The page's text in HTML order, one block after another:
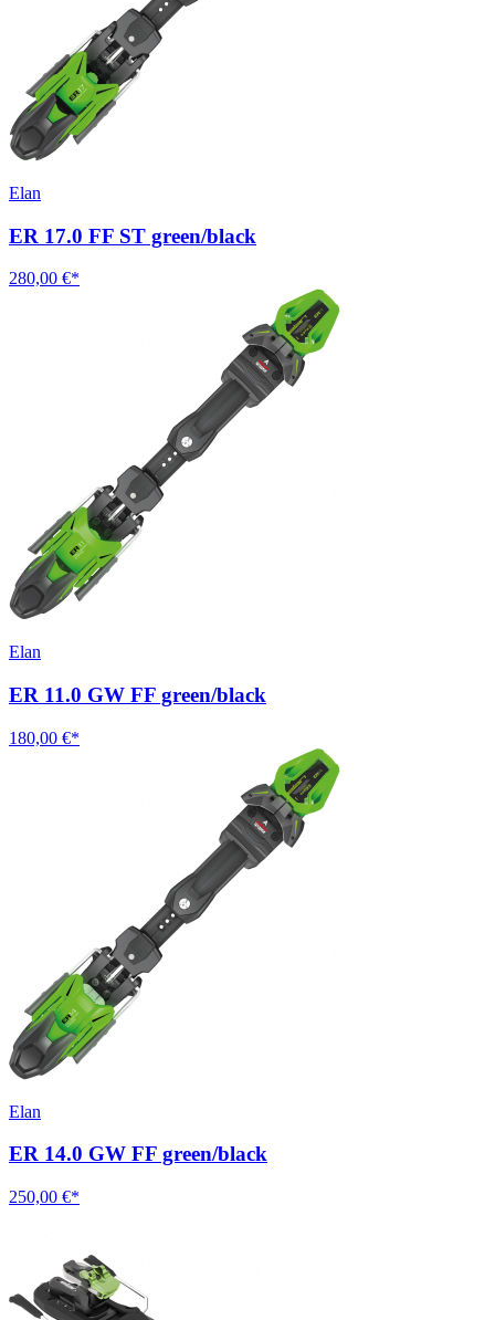
Elan
ER 17.0 FF ST green/black
280,00 €*
Elan
ER 11.0 GW FF green/black
180,00 €*
Elan
ER 14.0 GW FF green/black
250,00 €*